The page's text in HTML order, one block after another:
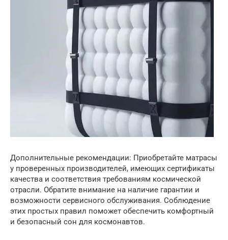
Дополнительные рекомендации: Приобретайте матрасы
у проверенных производителей, имеющих сертификаты
качества и соответствия требованиям космической
отрасли. Обратите внимание на наличие гарантии и
возможности сервисного обслуживания. Соблюдение
этих простых правил поможет обеспечить комфортный
и безопасный сон для космонавтов.